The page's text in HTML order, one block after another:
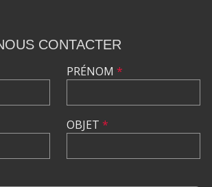
CONTACTER
PRÉNOM *
OBJET *